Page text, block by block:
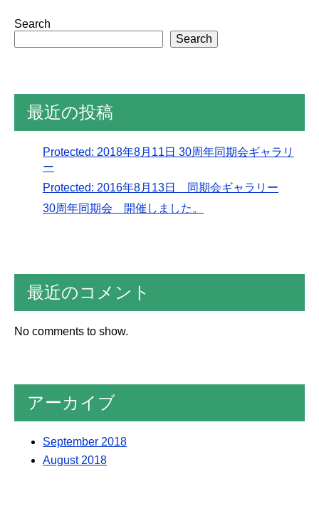
Search
Search
最近の投稿
Protected: 2018年8月11日 30周年同期会ギャラリ
ー
Protected: 2016年8月13日 同期会ギャラリー
30周年同期会 開催しました。
最近のコメント
No comments to show.
アーカイブ
September 2018
August 2018